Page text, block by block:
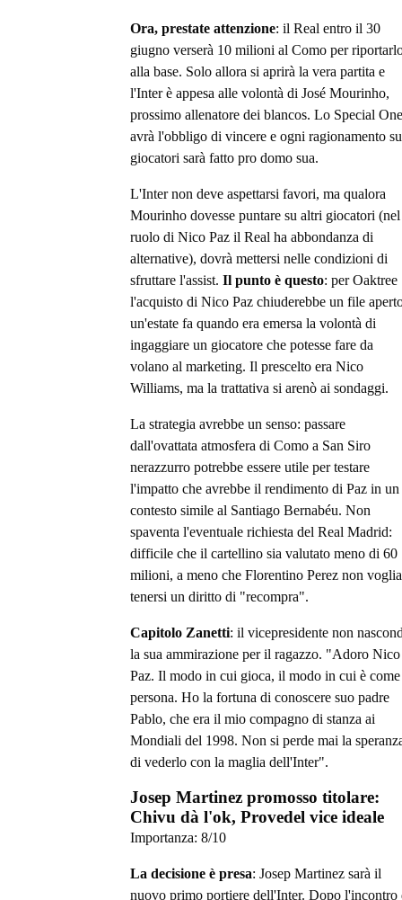
Ora, prestate attenzione: il Real entro il 30
giugno verserà 10 milioni al Como per
alla base. Solo allora si aprirà la vera partita e
l'Inter è appesa alle volontà di José Mourinho,
prossimo allenatore dei blancos. Lo Special One
avrà l'obbligo di vincere e ogni ragionamento
giocatori sarà fatto pro domo sua.
L'Inter non deve aspettarsi favori, ma qualora
Mourinho dovesse puntare su altri giocatori (nel
ruolo di Nico Paz il Real ha abbondanza di
alternative), dovrà mettersi nelle condizioni di
sfruttare l'assist. Il punto è questo: per Oaktree
l'acquisto di Nico Paz chiuderebbe un file
un'estate fa quando era emersa la volontà di
ingaggiare un giocatore che potesse fare da
volano al marketing. Il prescelto era Nico
Williams, ma la trattativa si arenò ai sondaggi.
La strategia avrebbe un senso: passare
dall'ovattata atmosfera di Como a San Siro
nerazzurro potrebbe essere utile per testare
l'impatto che avrebbe il rendimento di Paz in un
contesto simile al Santiago Bernabéu. Non
spaventa l'eventuale richiesta del Real Madrid:
difficile che il cartellino sia valutato meno di 60
milioni, a meno che Florentino Perez non voglia
tenersi un diritto di "recompra".
Capitolo Zanetti: il vicepresidente non
la sua ammirazione per il ragazzo. "Adoro Nico
Paz. Il modo in cui gioca, il modo in cui è come
persona. Ho la fortuna di conoscere suo padre
Pablo, che era il mio compagno di stanza ai
Mondiali del 1998. Non si perde mai la
di vederlo con la maglia dell'Inter".
Josep Martinez promosso titolare:
Chivu dà l'ok, Provedel vice ideale
Importanza: 8/10
La decisione è presa: Josep Martinez sarà il
nuovo primo portiere dell'Inter. Dopo l'incontro